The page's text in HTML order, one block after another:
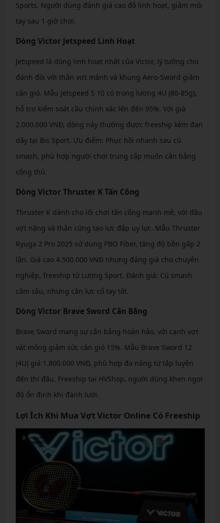
Sports. Người dùng đánh giá cao độ linh hoạt, giảm mỏi
tay sau 1 giờ chơi.
Dòng Victor Jetspeed Linh Hoạt
Jetspeed là dòng linh hoạt nhất của Victor, lý tưởng cho
đánh đôi với thân vợt mảnh và khung Aero-Sword giảm
cản gió. Mẫu Jetspeed S 10 có trọng lượng 4U (80-85g),
hỗ trợ kiểm soát cầu chính xác lên đến 95%. Với giá
2.000.000 VNĐ, dòng này thường được freeship kèm đan
dây tại Bis Sport. Ưu điểm: Phục hồi nhanh sau cú
smash, phù hợp người chơi trung cấp muốn cân bằng
công thủ.
Dòng Victor Thruster K Tấn Công
Thruster K dành cho lối chơi tấn công mạnh mẽ, với đầu
vợt nặng và thân cứng tạo lực đập uy lực. Mẫu Thruster
Ryuga 2 Pro 2025 sử dụng PBO Fiber, tăng độ bền gấp 2
lần. Giá cao 4.500.000 VNĐ nhưng đáng giá cho chuyên
nghiệp, freeship từ Lượng Sport. Đánh giá: Cú smash
cắm sâu, nhưng cần lực cổ tay tốt.
Dòng Victor Brave Sword Cân Bằng
Brave Sword mang sự cân bằng hoàn hảo, với cạnh vợt
vát mỏng giảm sức cản gió 15%. Mẫu Brave Sword 12
(4U) giá 1.800.000 VNĐ, phù hợp đa năng từ tập luyện
đến thi đấu. Freeship tại HVShop, người dùng khen ngợi
độ ổn định khi đánh lưới.
Lợi Ích Khi Mua Vợt Victor Online Có Freeship